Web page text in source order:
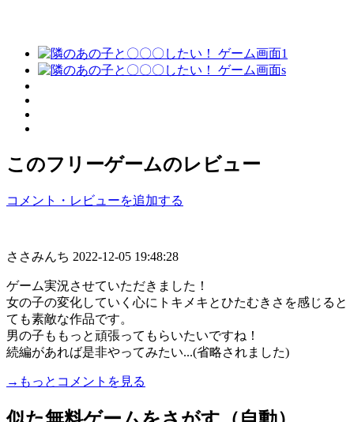
このフリーゲームのレビュー
コメント・レビューを追加する
ささみんち 2022-12-05 19:48:28
ゲーム実況させていただきました！
女の子の変化していく心にトキメキとひたむきさを感じると
ても素敵な作品です。
男の子ももっと頑張ってもらいたいですね！
続編があれば是非やってみたい...(省略されました)
→もっとコメントを見る